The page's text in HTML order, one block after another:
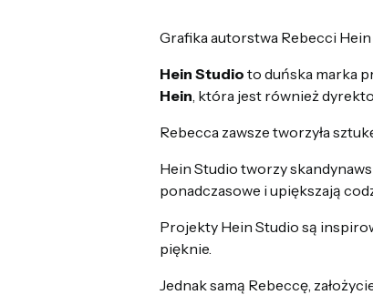
Grafika autorstwa Rebecci Hein
Hein Studio to duńska marka
Hein , która jest również
Rebecca zawsze tworzyła
Hein Studio tworzy
ponadczasowe i upiększają
Projekty Hein Studio są
pięknie.
Jednak samą Rebeccę,